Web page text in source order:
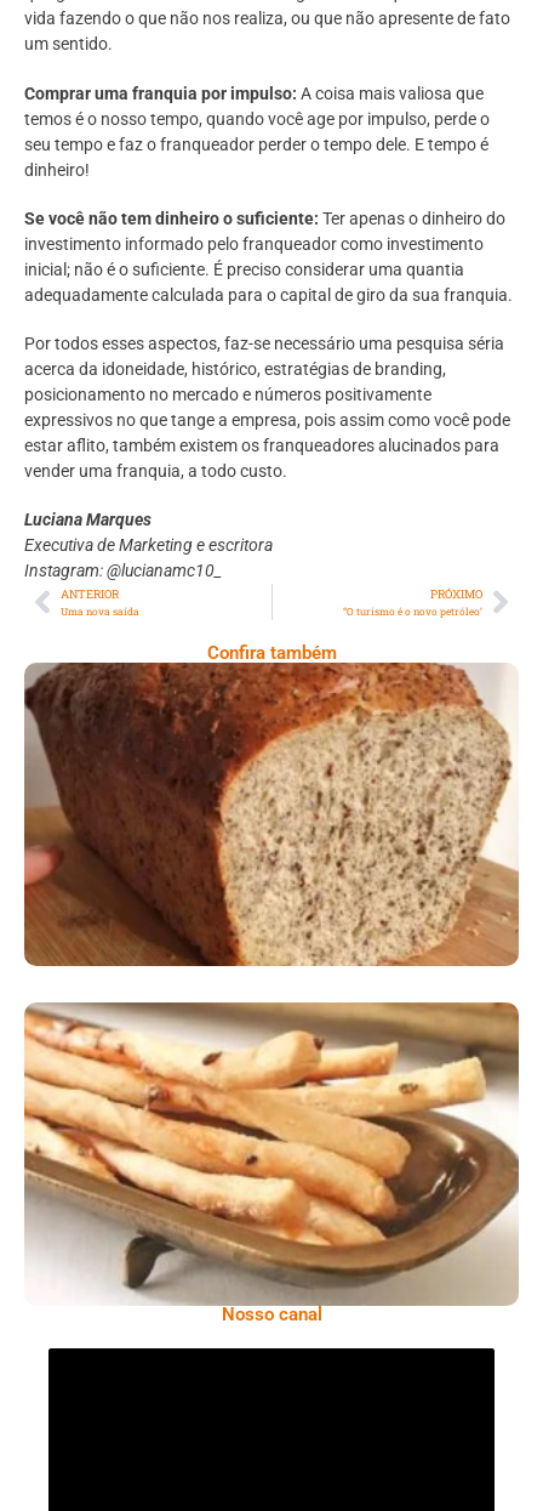
vida fazendo o que não nos realiza, ou que não apresente de fato
um sentido.
Comprar uma franquia por impulso: A coisa mais valiosa que
temos é o nosso tempo, quando você age por impulso, perde o
seu tempo e faz o franqueador perder o tempo dele. E tempo é
dinheiro!
Se você não tem dinheiro o suficiente: Ter apenas o dinheiro do
investimento informado pelo franqueador como investimento
inicial; não é o suficiente. É preciso considerar uma quantia
adequadamente calculada para o capital de giro da sua franquia.
Por todos esses aspectos, faz-se necessário uma pesquisa séria
acerca da idoneidade, histórico, estratégias de branding,
posicionamento no mercado e números positivamente
expressivos no que tange a empresa, pois assim como você pode
estar aflito, também existem os franqueadores alucinados para
vender uma franquia, a todo custo.
Luciana Marques
Executiva de Marketing e escritora
Instagram: @lucianamc10_
ANTERIOR
Uma nova saída
PRÓXIMO
“O turismo é o novo petróleo’
Confira também
Comer Bem: Pão Low Carb
Comer Bem: Palitinhos De Cebola E Salsa
Nosso canal